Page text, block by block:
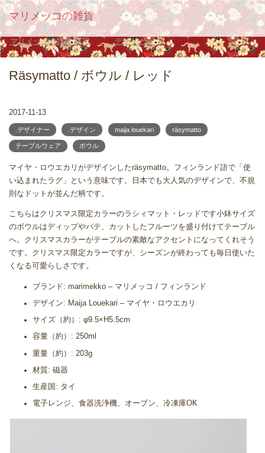
マリメッコの雑貨
マリメッコの雑貨TOP .デザイナー
Räsymatto / ボウル / レッド
2017-11-13
.デザイナー .デザイン maija louekari räsymatto
テーブルウェア ボウル
マイヤ・ロウエカリがデザインしたräsymatto。フィンランド語で「使
い込まれたラグ」という意味です。日本でも大人気のデザインで、不規
則なドットが並んだ柄です。
こちらはクリスマス限定カラーのラシィマット・レッドです小鉢サイズ
のボウルはディップやパテ、カットしたフルーツを盛り付けてテーブル
へ。クリスマスカラーがテーブルの素敵なアクセントになってくれそう
です。クリスマス限定カラーですが、シーズンが終わっても毎日使いた
くなる可愛らしさです。
ブランド: marimekko – マリメッコ / フィンランド
デザイン: Maija Louekari – マイヤ・ロウエカリ
サイズ（約）: φ9.5×H5.5cm
容量（約）: 250ml
重量（約）: 203g
材質: 磁器
生産国: タイ
電子レンジ、食器洗浄機、オーブン、冷凍庫OK